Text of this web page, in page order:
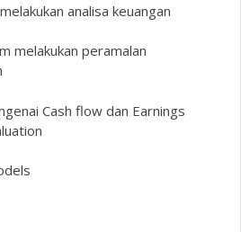
analisa keuangan
melakukan peramalan
Cash flow dan Earnings